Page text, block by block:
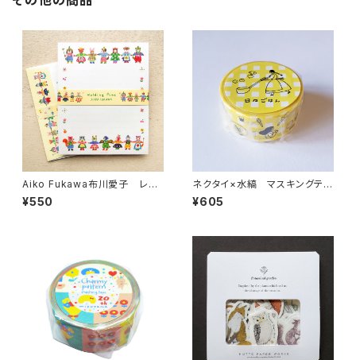
Aiko Fukawa布川愛子 レタ
ーセット Holding Pawsイエ
ロー 便箋セット
¥550
ネクタイ×水縞 マスキングテー
プ 日々ごはん イエロー
¥605